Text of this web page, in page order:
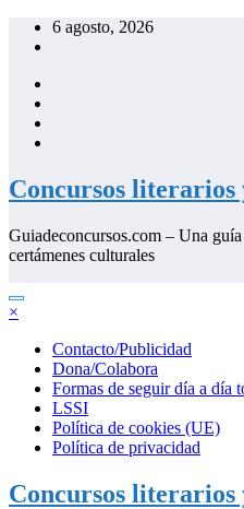
Saltar
6 agosto, 2026
Concursos literarios
Guiadeconcursos.com – Una
certámenes culturales
×
Contacto/Publicidad
Dona/Colabora
Formas de seguir día a día
LSSI
Política de cookies (UE)
Política de privacidad
Concursos literarios